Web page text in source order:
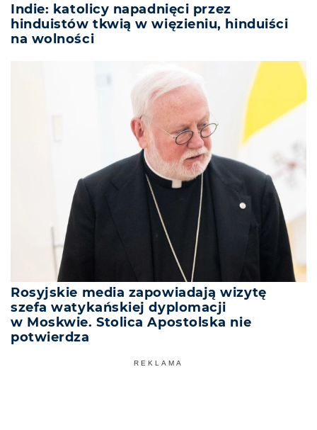
Indie: katolicy napadnięci przez
hinduistów tkwią w więzieniu, hinduiści
na wolności
Rosyjskie media zapowiadają wizytę
szefa watykańskiej dyplomacji
w Moskwie. Stolica Apostolska nie
potwierdza
REKLAMA